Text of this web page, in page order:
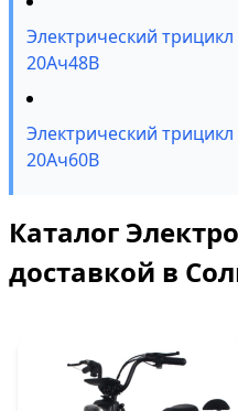
Электрический
20Ач48В
Электрический
20Ач60В
Каталог
доставкой в